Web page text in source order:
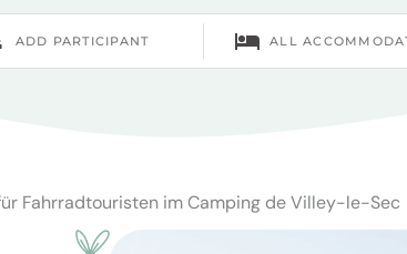
Fahrradtouristen im Camping de Villey-le-Sec